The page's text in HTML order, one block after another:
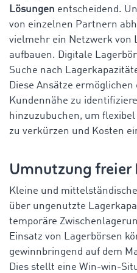
Lösungen entscheidend.
von einzelnen Partnern
vielmehr ein Netzwerk von
aufbauen. Digitale
Suche nach
Diese Ansätze
Kundennähe zu
hinzuzubuchen, um
zu verkürzen und Kosten
Umnutzung
Kleine und
über ungenutzte
temporäre
Einsatz von Lagerbörsen
gewinnbringend auf dem
Dies stellt eine Win-win-